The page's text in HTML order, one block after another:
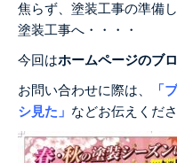
焦らず、塗装工事の準備
塗装工事へ・・・・
今回はホームページのブ
お問い合わせに際は、
「
シ見た」 などお伝えくださ